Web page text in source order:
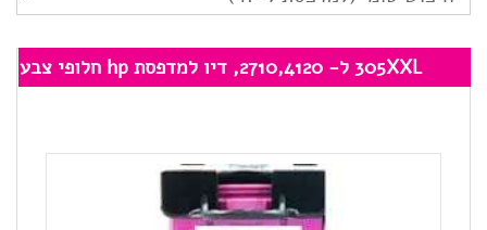
305XXL ל- 2710,4120, דיו למדפסת hp חלופי צבע